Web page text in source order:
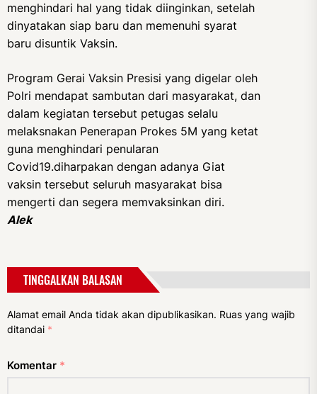
menghindari hal yang tidak diinginkan, setelah
dinyatakan siap baru dan memenuhi syarat
baru disuntik Vaksin.
Program Gerai Vaksin Presisi yang digelar oleh
Polri mendapat sambutan dari masyarakat, dan
dalam kegiatan tersebut petugas selalu
melaksnakan Penerapan Prokes 5M yang ketat
guna menghindari penularan
Covid19.diharpakan dengan adanya Giat
vaksin tersebut seluruh masyarakat bisa
mengerti dan segera memvaksinkan diri.
Alek
TINGGALKAN BALASAN
Alamat email Anda tidak akan dipublikasikan. Ruas yang wajib
ditandai *
Komentar *